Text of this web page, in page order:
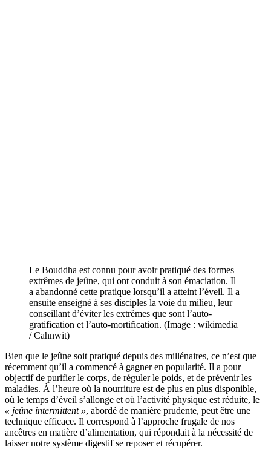
Le Bouddha est connu pour avoir pratiqué des formes
extrêmes de jeûne, qui ont conduit à son émaciation. Il
a abandonné cette pratique lorsqu’il a atteint l’éveil. Il a
ensuite enseigné à ses disciples la voie du milieu, leur
conseillant d’éviter les extrêmes que sont l’auto-
gratification et l’auto-mortification. (Image : wikimedia
/ Cahnwit)
Bien que le jeûne soit pratiqué depuis des millénaires, ce n’est que
récemment qu’il a commencé à gagner en popularité. Il a pour
objectif de purifier le corps, de réguler le poids, et de prévenir les
maladies. À l’heure où la nourriture est de plus en plus disponible,
où le temps d’éveil s’allonge et où l’activité physique est réduite, le
« jeûne intermittent », abordé de manière prudente, peut être une
technique efficace. Il correspond à l’approche frugale de nos
ancêtres en matière d’alimentation, qui répondait à la nécessité de
laisser notre système digestif se reposer et récupérer.